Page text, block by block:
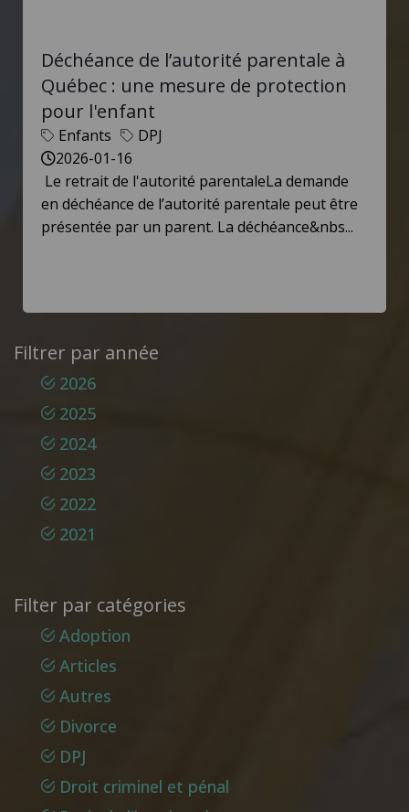
Déchéance de l’autorité parentale à
Québec : une mesure de protection
pour l'enfant
Enfants
DPJ
2026-01-16
Le retrait de l'autorité parentaleLa demande
en déchéance de l’autorité parentale peut être
présentée par un parent. La déchéance&nbs...
Filtrer par année
2026
2025
2024
2023
2022
2021
Filter par catégories
Adoption
Articles
Autres
Divorce
DPJ
Droit criminel et pénal